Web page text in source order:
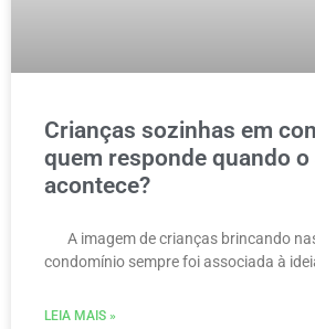
Crianças sozinhas em
quem responde quando
acontece?
A imagem de crianças brincando
condomínio sempre foi associada à
LEIA MAIS »